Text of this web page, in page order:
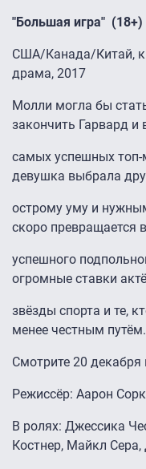
"Большая игра" (18+)
США/Канада/Китай,
драма, 2017
Молли могла бы
закончить Гарвард и
самых успешных
девушка выбрала
острому уму и
скоро превращается
успешного
огромные ставки
звёзды спорта и те,
менее честным путём.
Смотрите 20 декабря
Режиссёр: Аарон
В ролях: Джессика
Костнер, Майкл